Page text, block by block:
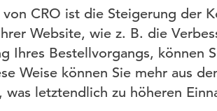
CRO ist die Steigerung der
Website, wie z. B. die
Ihres Bestellvorgangs, können
Weise können Sie mehr aus
was letztendlich zu höheren